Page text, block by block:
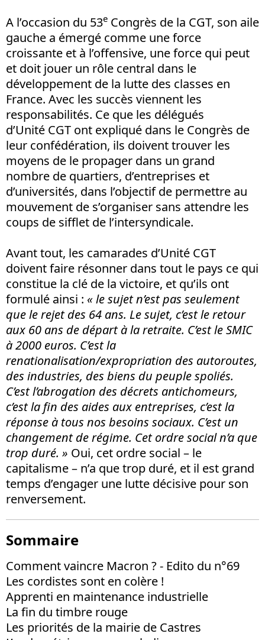
A l’occasion du 53e Congrès de la CGT, son aile
gauche a émergé comme une force
croissante et à l’offensive, une force qui peut
et doit jouer un rôle central dans le
développement de la lutte des classes en
France. Avec les succès viennent les
responsabilités. Ce que les délégués
d’Unité CGT ont expliqué dans le Congrès de
leur confédération, ils doivent trouver les
moyens de le propager dans un grand
nombre de quartiers, d’entreprises et
d’universités, dans l’objectif de permettre au
mouvement de s’organiser sans attendre les
coups de sifflet de l’intersyndicale.
Avant tout, les camarades d’Unité CGT
doivent faire résonner dans tout le pays ce qui
constitue la clé de la victoire, et qu’ils ont
formulé ainsi : « le sujet n’est pas seulement
que le rejet des 64 ans. Le sujet, c’est le retour
aux 60 ans de départ à la retraite. C’est le SMIC
à 2000 euros. C’est la
renationalisation/expropriation des autoroutes,
des industries, des biens du peuple spoliés.
C’est l’abrogation des décrets antichomeurs,
c’est la fin des aides aux entreprises, c’est la
réponse à tous nos besoins sociaux. C’est un
changement de régime. Cet ordre social n’a que
trop duré. » Oui, cet ordre social – le
capitalisme – n’a que trop duré, et il est grand
temps d’engager une lutte décisive pour son
renversement.
Sommaire
Comment vaincre Macron ? - Edito du n°69
Les cordistes sont en colère !
Apprenti en maintenance industrielle
La fin du timbre rouge
Les priorités de la mairie de Castres